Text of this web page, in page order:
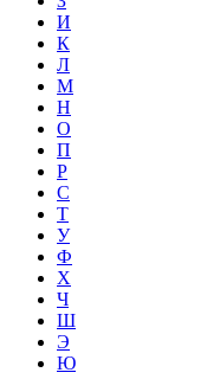
И
К
Л
М
Н
О
П
Р
С
Т
У
Ф
Х
Ч
Ш
Э
Ю